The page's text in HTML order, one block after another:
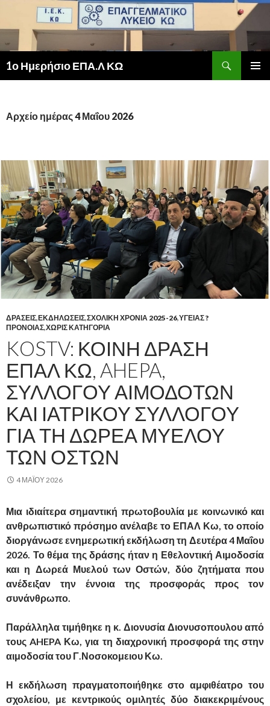
1ο Ημερήσιο ΕΠΑ.Λ ΚΩ
Αρχείο ημέρας 4 Μαΐου 2026
ΔΡΑΣΕΙΣ,ΕΚΔΗΛΩΣΕΙΣ,ΣΧΟΛΙΚΗ ΧΡΟΝΙΑ 2025-26,ΥΓΕΙΑΣ ?
ΠΡΟΝΟΙΑΣ,ΧΩΡΊΣ ΚΑΤΗΓΟΡΊΑ
KOSTV: ΚΟΙΝΉ ΔΡΆΣΗ
ΕΠΑΛ ΚΩ, AHEPA,
ΣΥΛΛΌΓΟΥ ΑΙΜΟΔΟΤΏΝ
ΚΑΙ ΙΑΤΡΙΚΟΎ ΣΥΛΛΌΓΟΥ
ΓΙΑ ΤΗ ΔΩΡΕΆ ΜΥΕΛΟΎ
ΤΩΝ ΟΣΤΏΝ
4 ΜΑΪ́ΟΥ 2026
Μια ιδιαίτερα σημαντική πρωτοβουλία με κοινωνικό και
ανθρωπιστικό πρόσημο ανέλαβε το ΕΠΑΛ Κω, το οποίο
διοργάνωσε ενημερωτική εκδήλωση τη Δευτέρα 4 Μαΐου
2026. Το θέμα της δράσης ήταν η Εθελοντική Αιμοδοσία
και η Δωρεά Μυελού των Οστών, δύο ζητήματα που
ανέδειξαν την έννοια της προσφοράς προς τον
συνάνθρωπο.
Παράλληλα τιμήθηκε η κ. Διονυσία Διονυσοπουλου από
τους AHEPA Κω, για τη διαχρονική προσφορά της στην
αιμοδοσία του Γ.Νοσοκομειου Κω.
Η εκδήλωση πραγματοποιήθηκε στο αμφιθέατρο του
σχολείου, με κεντρικούς ομιλητές δύο διακεκριμένους